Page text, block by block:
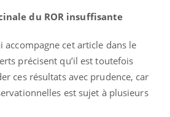
du ROR insuffisante
accompagne cet article dans le
précisent qu’il est toutefois
ces résultats avec prudence, car
est sujet à plusieurs